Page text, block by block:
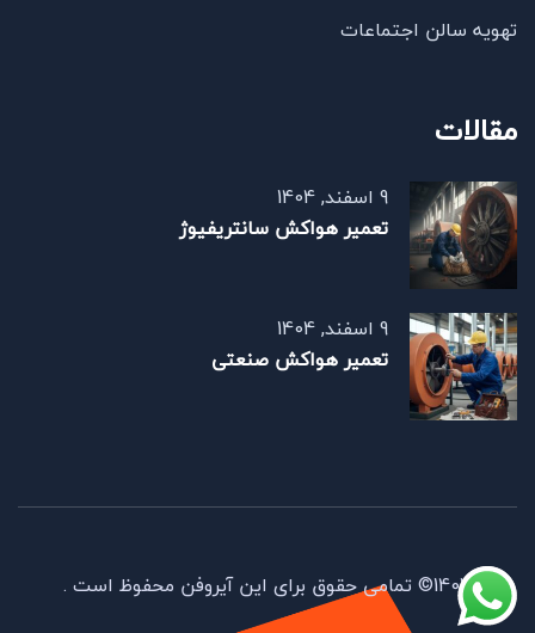
تهویه سالن اجتماعات
مقالات
9 اسفند, 1404
تعمیر هواکش سانتریفیوژ
9 اسفند, 1404
تعمیر هواکش صنعتی
1403© تمامی حقوق برای این آیروفن محفوظ است .